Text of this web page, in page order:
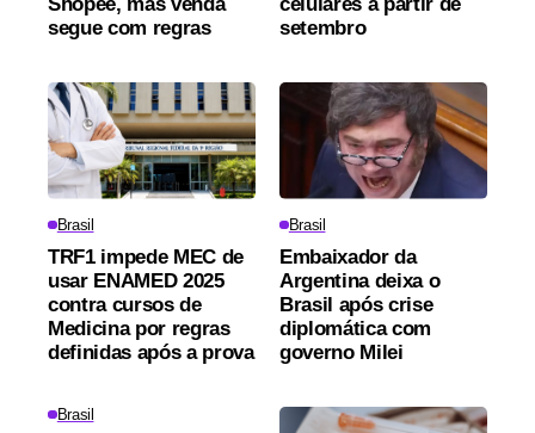
segue com regras
setembro
Brasil
TRF1 impede MEC de
usar ENAMED 2025
contra cursos de
Medicina por regras
definidas após a prova
Brasil
Embaixador da
Argentina deixa o
Brasil após crise
diplomática com
governo Milei
Brasil